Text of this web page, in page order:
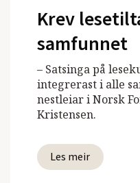
Krev
samfunnet
– Satsinga på
integrerast i alle
nestleiar i Norsk
Kristensen.
Les meir